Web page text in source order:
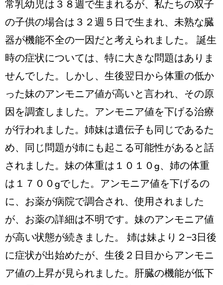
常乳幼児は３８週で生まれるが、私たちの双子
の子供の場合は３２週５日で生まれ、未熟な臓
器が機能不全の一因だと考えられました。 誕生
時の症状については、特に大きな問題はありま
せんでした。しかし、生後翌日から体重の低か
った妹のアンモニア値が高いと言われ、その原
因を調査しました。アンモニア値を下げる治療
が行われました。姉妹は遺伝子も同じであるた
め、同じ問題が姉にも起こる可能性があると話
されました。妹の体重は１０１０g、姉の体重
は１７００gでした。アンモニア値を下げるの
に、お薬が病院で調合され、使用されました
が、お薬の詳細は不明です。妹のアンモニア値
が高い状態が続きました。 姉は妹より２−3日後
に症状が出始めたが、生後２日目からアンモニ
ア値の上昇が見られました。肝臓の機能が低下